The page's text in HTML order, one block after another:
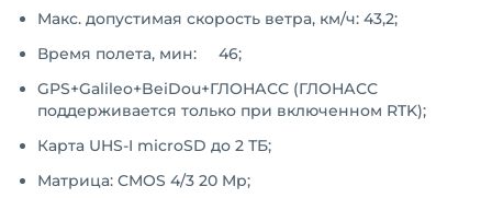
Макс. допустимая скорость ветра, км/ч: 43,2;
Время полета, мин: 46;
GPS+Galileo+BeiDou+ГЛОНАСС (ГЛОНАСС
поддерживается только при включенном RTK);
Карта UHS-I microSD до 2 ТБ;
Матрица: CMOS 4/3 20 Mp;